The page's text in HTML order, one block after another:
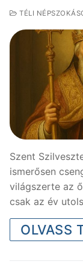
TÉLI
Szent
ismerősen
világszerte az
csak az év
OLVASS